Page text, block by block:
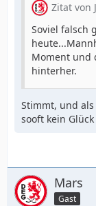
Zitat von
Soviel falsch
Moment und
hinterher.
Stimmt, und
sooft kein
Mars
Gast